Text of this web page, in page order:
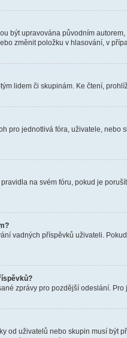
být upravována původním
změnit položku v hlasování, v
lidem či skupinám. Ke čtení,
pro jednotlivá fóra, uživatele,
na svém fóru, pokud je
vadných příspěvků uživateli.
zprávy pro pozdější odeslání.
od uživatelů nebo skupin musí být